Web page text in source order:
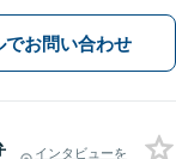
でお問い合わせ
インタビューを